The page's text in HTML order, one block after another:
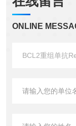
ONLINE